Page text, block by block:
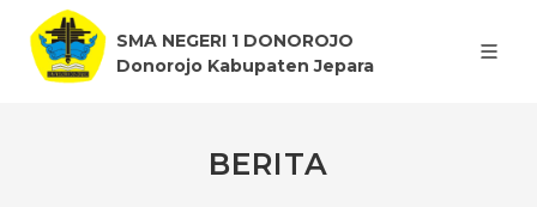
SMA NEGERI 1 DONOROJO
Donorojo Kabupaten Jepara
BERITA